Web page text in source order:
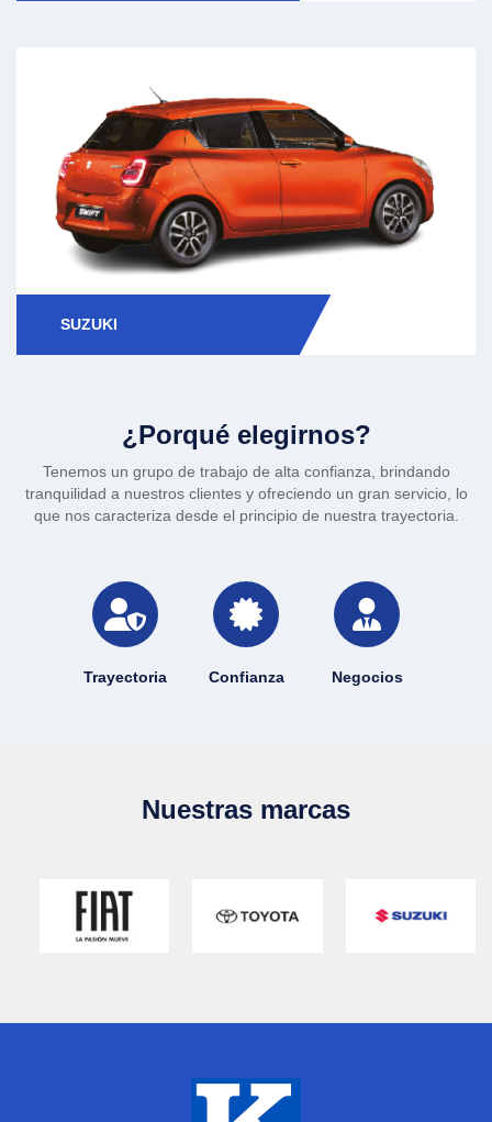
SUZUKI
¿Porqué elegirnos?
Tenemos un grupo de trabajo de alta confianza, brindando
tranquilidad a nuestros clientes y ofreciendo un gran servicio, lo
que nos caracteriza desde el principio de nuestra trayectoria.
Trayectoria Confianza Negocios
Nuestras marcas